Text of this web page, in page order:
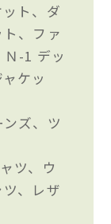
ト、ダ
、ファ
-1 デッ
ケッ
ズ、ツ
ツ、ウ
、レザ